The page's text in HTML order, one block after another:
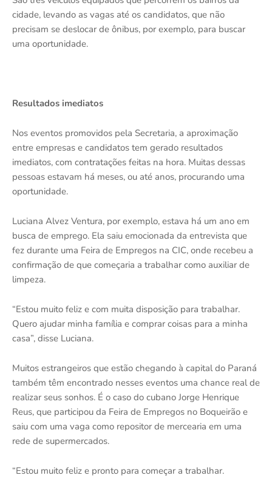
cidade, levando as vagas até os candidatos, que não
precisam se deslocar de ônibus, por exemplo, para buscar
uma oportunidade.
Resultados imediatos
Nos eventos promovidos pela Secretaria, a aproximação
entre empresas e candidatos tem gerado resultados
imediatos, com contratações feitas na hora. Muitas dessas
pessoas estavam há meses, ou até anos, procurando uma
oportunidade.
Luciana Alvez Ventura, por exemplo, estava há um ano em
busca de emprego. Ela saiu emocionada da entrevista que
fez durante uma Feira de Empregos na CIC, onde recebeu a
confirmação de que começaria a trabalhar como auxiliar de
limpeza.
“Estou muito feliz e com muita disposição para trabalhar.
Quero ajudar minha família e comprar coisas para a minha
casa”, disse Luciana.
Muitos estrangeiros que estão chegando à capital do Paraná
também têm encontrado nesses eventos uma chance real de
realizar seus sonhos. É o caso do cubano Jorge Henrique
Reus, que participou da Feira de Empregos no Boqueirão e
saiu com uma vaga como repositor de mercearia em uma
rede de supermercados.
“Estou muito feliz e pronto para começar a trabalhar.